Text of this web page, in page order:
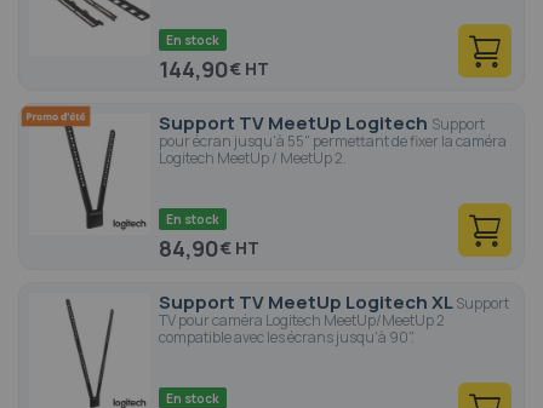
En stock
144,90€
Support TV MeetUp Logitech Support
pour écran jusqu'à 55" permettant de fixer la caméra
Logitech MeetUp / MeetUp 2.
En stock
84,90€
Support TV MeetUp Logitech XLSupport
TV pour caméra Logitech MeetUp/MeetUp 2
compatible avec les écrans jusqu'à 90".
En stock